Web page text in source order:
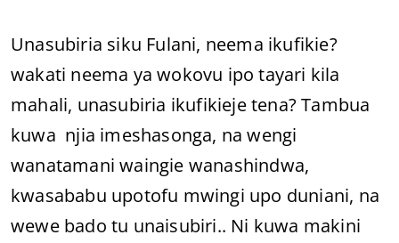
Unasubiria siku Fulani, neema ikufikie?
wakati neema ya wokovu ipo tayari kila
mahali, unasubiria ikufikieje tena? Tambua
kuwa njia imeshasonga, na wengi
wanatamani waingie wanashindwa,
kwasababu upotofu mwingi upo duniani, na
wewe bado tu unaisubiri.. Ni kuwa makini